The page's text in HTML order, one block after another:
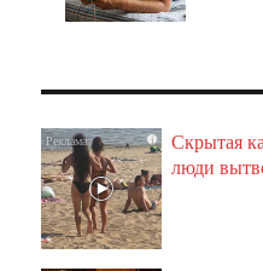
i
Скрытая
люди